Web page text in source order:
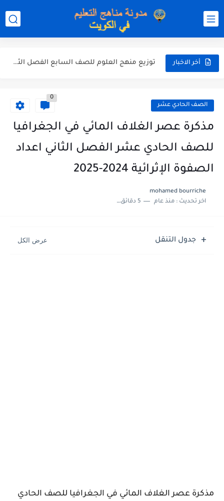
أخر الاخبار
مذكرة التغذية في النباتات أحياء الصف الحادي عشر العلمي الفصل...
توزيع منهج العلوم للصف السابع الفصل الثاني 2025-2026
الصف الحادي عشر
0
مذكرة عصر الغلاف المائي في الجغرافيا
للصف الحادي عشر الفصل الثاني اعداد
الصفوة الإثرائية 2024-2025
mohamed bourriche
اخر تحديث :منذ عام 5 دقائق للقراءة
جدول التنقل
مذكرة عصر الغلاف المائي في الجغرافيا للصف الحادي